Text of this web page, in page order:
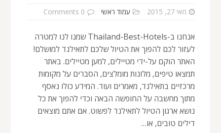
מאי 27, 2015 עמוד ראשי 0 Comments
אנחנו ב-Thailand-Best-Hotels שמנו לנו למטרה
לעזור לכם להפוך את הטיול שלכם לתאילנד למושלם!
האתר הוקם על-ידי מטיילים, למען מטיילים. באתר
תמצאו טיפים, מלונות מומלצים, הסברים על מקומות
מרכזיים בתאילנד, מאמרים ועוד. המידע כולו נאסף
מתוך מחשבה על החופשה הבאה וכדי להפוך את כל
נושא ארגון הטיול לתאילנד לפשוט. אם אתם מוצאים
דילים טובים, או…